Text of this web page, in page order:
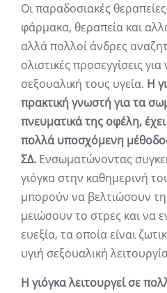
Οι παραδοσιακές
φάρμακα, θεραπεία και
αλλά πολλοί άνδρες
ολιστικές προσεγγίσεις
σεξουαλική τους υγεία. Η
πρακτική γνωστή για τα
πνευματικά της οφέλη,
πολλά υποσχόμενη
ΣΔ. Ενσωματώνοντας
γιόγκα στην καθημερινή
μπορούν να βελτιώσουν
μειώσουν το στρες και να
ευεξία, τα οποία είναι
υγιή σεξουαλική
Η γιόγκα λειτουργεί σε